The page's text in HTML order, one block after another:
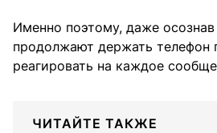
Именно поэтому, даже
продолжают держать телефон
реагировать на каждое
ЧИТАЙТЕ ТАКЖЕ